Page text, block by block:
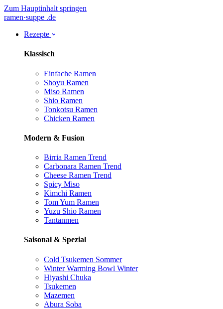
Zum Hauptinhalt springen
ramen·suppe .de
Rezepte
Klassisch
Einfache Ramen
Shoyu Ramen
Miso Ramen
Shio Ramen
Tonkotsu Ramen
Chicken Ramen
Modern & Fusion
Birria Ramen Trend
Carbonara Ramen Trend
Cheese Ramen Trend
Spicy Miso
Kimchi Ramen
Tom Yum Ramen
Yuzu Shio Ramen
Tantanmen
Saisonal & Spezial
Cold Tsukemen Sommer
Winter Warming Bowl Winter
Hiyashi Chuka
Tsukemen
Mazemen
Abura Soba